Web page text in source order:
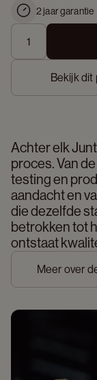
2 jaar garantie
Bekijk dit
Achter elk
proces. Van
testing en
aandacht en
die dezelfde
betrokken tot
ontstaat
Meer over